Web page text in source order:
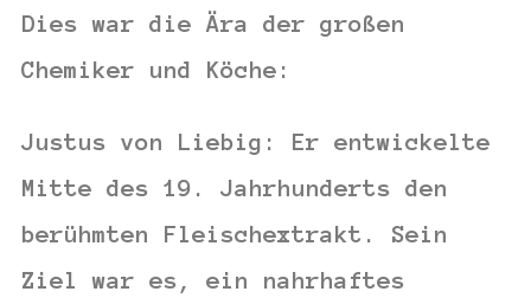
Dies war die Ära der großen
Chemiker und Köche:
Justus von Liebig:
Er entwickelte
Mitte des 19. Jahrhunderts den
berühmten Fleischextrakt . Sein
Ziel war es, ein nahrhaftes